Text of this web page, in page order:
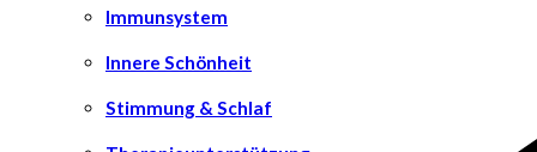
Immunsystem
Innere Schönheit
Stimmung & Schlaf